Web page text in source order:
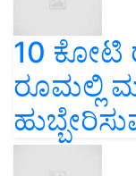
10 ಕೋಟಿ
ರೂಮಲ್ಲಿ